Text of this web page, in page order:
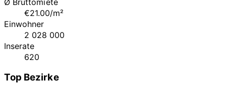
Ø Bruttomiete
€21.00/m²
Einwohner
2 028 000
Inserate
620
Top Bezirke